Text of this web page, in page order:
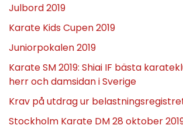
Julbord 2019
Karate Kids Cupen 2019
Juniorpokalen 2019
Karate SM 2019: Shiai IF bästa
herr och damsidan i Sverige
Krav på utdrag ur
Stockholm Karate DM 28 oktober